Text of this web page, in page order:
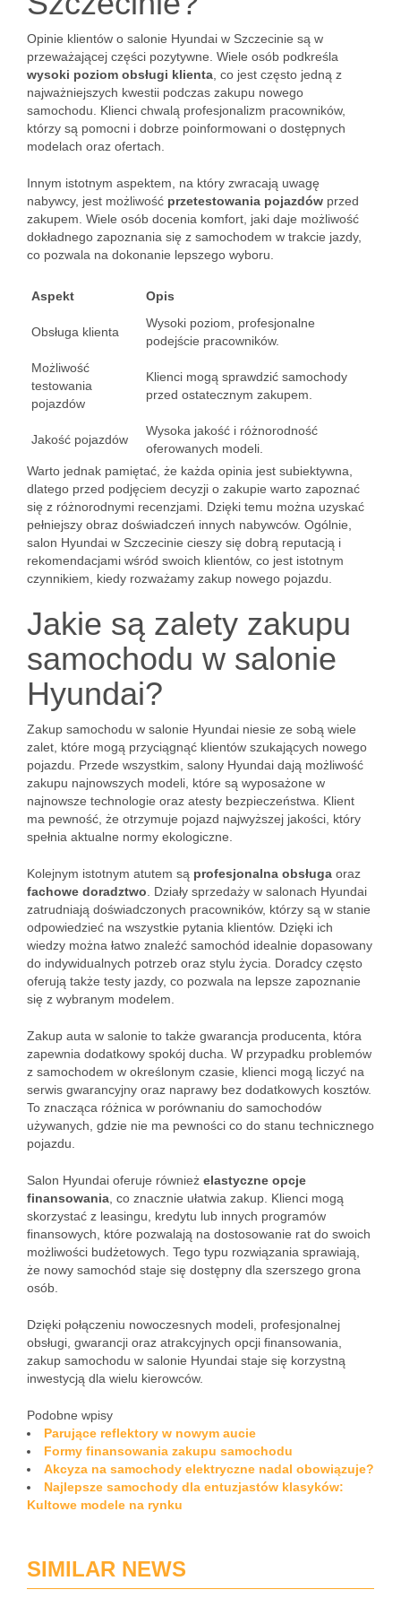
Opinie klientów o salonie Hyundai w Szczecinie są w
przeważającej części pozytywne. Wiele osób podkreśla
wysoki poziom obsługi klienta , co jest często jedną z
najważniejszych kwestii podczas zakupu nowego
samochodu. Klienci chwalą profesjonalizm pracowników,
którzy są pomocni i dobrze poinformowani o dostępnych
modelach oraz ofertach.
Innym istotnym aspektem, na który zwracają uwagę
nabywcy, jest możliwość przetestowania pojazdów przed
zakupem. Wiele osób docenia komfort, jaki daje możliwość
dokładnego zapoznania się z samochodem w trakcie jazdy,
co pozwala na dokonanie lepszego wyboru.
Aspekt Opis
Obsługa klienta
Wysoki poziom, profesjonalne
podejście pracowników.
Możliwość
testowania
pojazdów
Klienci mogą sprawdzić samochody
przed ostatecznym zakupem.
Jakość pojazdów
Wysoka jakość i różnorodność
oferowanych modeli.
Warto jednak pamiętać, że każda opinia jest subiektywna,
dlatego przed podjęciem decyzji o zakupie warto zapoznać
się z różnorodnymi recenzjami. Dzięki temu można uzyskać
pełniejszy obraz doświadczeń innych nabywców. Ogólnie,
salon Hyundai w Szczecinie cieszy się dobrą reputacją i
rekomendacjami wśród swoich klientów, co jest istotnym
czynnikiem, kiedy rozważamy zakup nowego pojazdu.
Jakie są zalety zakupu
samochodu w salonie
Hyundai?
Zakup samochodu w salonie Hyundai niesie ze sobą wiele
zalet, które mogą przyciągnąć klientów szukających nowego
pojazdu. Przede wszystkim, salony Hyundai dają możliwość
zakupu najnowszych modeli, które są wyposażone w
najnowsze technologie oraz atesty bezpieczeństwa. Klient
ma pewność, że otrzymuje pojazd najwyższej jakości, który
spełnia aktualne normy ekologiczne.
Kolejnym istotnym atutem są profesjonalna obsługa oraz
fachowe doradztwo . Działy sprzedaży w salonach Hyundai
zatrudniają doświadczonych pracowników, którzy są w stanie
odpowiedzieć na wszystkie pytania klientów. Dzięki ich
wiedzy można łatwo znaleźć samochód idealnie dopasowany
do indywidualnych potrzeb oraz stylu życia. Doradcy często
oferują także testy jazdy, co pozwala na lepsze zapoznanie
się z wybranym modelem.
Zakup auta w salonie to także gwarancja producenta, która
zapewnia dodatkowy spokój ducha. W przypadku problemów
z samochodem w określonym czasie, klienci mogą liczyć na
serwis gwarancyjny oraz naprawy bez dodatkowych kosztów.
To znacząca różnica w porównaniu do samochodów
używanych, gdzie nie ma pewności co do stanu technicznego
pojazdu.
Salon Hyundai oferuje również elastyczne opcje
finansowania , co znacznie ułatwia zakup. Klienci mogą
skorzystać z leasingu, kredytu lub innych programów
finansowych, które pozwalają na dostosowanie rat do swoich
możliwości budżetowych. Tego typu rozwiązania sprawiają,
że nowy samochód staje się dostępny dla szerszego grona
osób.
Dzięki połączeniu nowoczesnych modeli, profesjonalnej
obsługi, gwarancji oraz atrakcyjnych opcji finansowania,
zakup samochodu w salonie Hyundai staje się korzystną
inwestycją dla wielu kierowców.
Podobne wpisy
Parujące reflektory w nowym aucie
Formy finansowania zakupu samochodu
Akcyza na samochody elektryczne nadal obowiązuje?
Najlepsze samochody dla entuzjastów klasyków:
Kultowe modele na rynku
SIMILAR NEWS